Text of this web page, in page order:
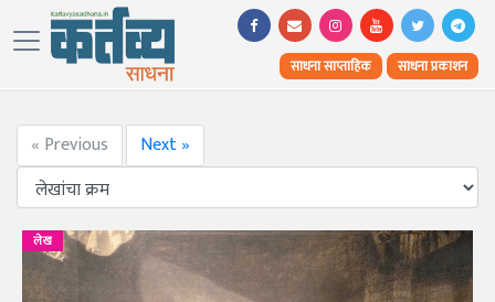
साधना साप्ताहिक साधना प्रकाशन
« Previous Next »
लेख